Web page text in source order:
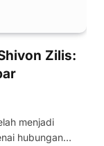
Zilis:
menjadi
hubungan…